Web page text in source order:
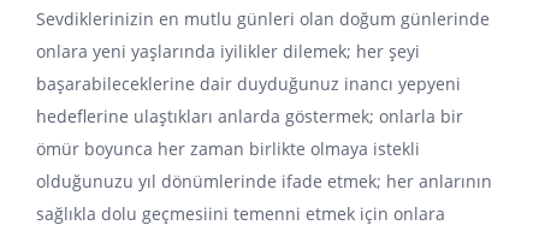
Sevdiklerinizin en mutlu günleri olan doğum günlerinde
onlara yeni yaşlarında iyilikler dilemek; her şeyi
başarabileceklerine dair duyduğunuz inancı yepyeni
hedeflerine ulaştıkları anlarda göstermek; onlarla bir
ömür boyunca her zaman birlikte olmaya istekli
olduğunuzu yıl dönümlerinde ifade etmek; her anlarının
sağlıkla dolu geçmesiini temenni etmek için onlara